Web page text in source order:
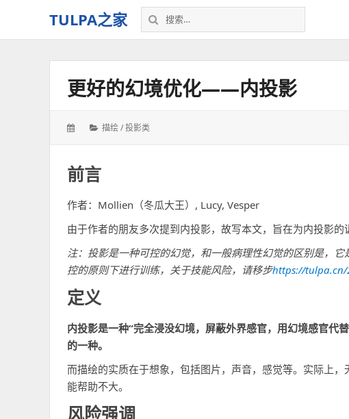
TULPA之家
关
搜
索：
更好的幻境优化——内投影
分
描绘 / 投影类
前言
作者：Mollien（冬瓜大王）, Lucy, Vesper
由于作者的朋友多次提到内投影，故写本文，旨在为内投影的
注：投影是一种可控的幻觉，和一般病理性幻觉的区别是，
控的原则下进行训练，关于技能风险，请移步https://tulpa.cn/
定义
内投影是一种“完全浸没幻境，屏蔽外界感官，用幻境感官代
的一种。
而描绘的实质在于想象，包括图片，声音，感觉等。实际上
能帮助不大。
风险强调